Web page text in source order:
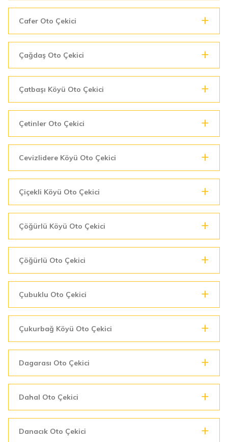
Cafer Oto Çekici
Çağdaş Oto Çekici
Çatbaşı Köyü Oto Çekici
Çetinler Oto Çekici
Cevizlidere Köyü Oto Çekici
Çiçekli Köyü Oto Çekici
Çöğürlü Köyü Oto Çekici
Çöğürlü Oto Çekici
Çubuklu Oto Çekici
Çukurbağ Köyü Oto Çekici
Dagarası Oto Çekici
Dahal Oto Çekici
Danacık Oto Çekici